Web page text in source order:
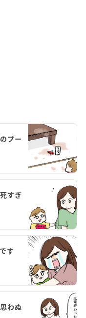
プー
すぎ
す
わぬ